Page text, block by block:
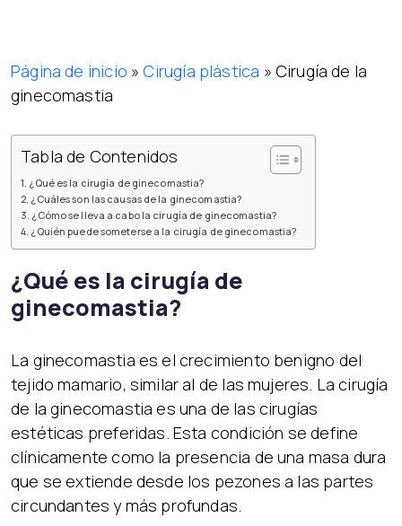
Página de inicio »Cirugía plástica » Cirugía de la
ginecomastia
Tabla de Contenidos
¿Qué es la cirugía de ginecomastia?
¿Cuáles son las causas de la ginecomastia?
¿Cómo se lleva a cabo la cirugía de ginecomastia?
¿Quién puede someterse a la cirugía de ginecomastia?
¿Qué es la cirugía de
ginecomastia?
La ginecomastia es el crecimiento benigno del
tejido mamario, similar al de las mujeres. La cirugía
de la ginecomastia es una de las cirugías
estéticas preferidas. Esta condición se define
clínicamente como la presencia de una masa dura
que se extiende desde los pezones a las partes
circundantes y más profundas.